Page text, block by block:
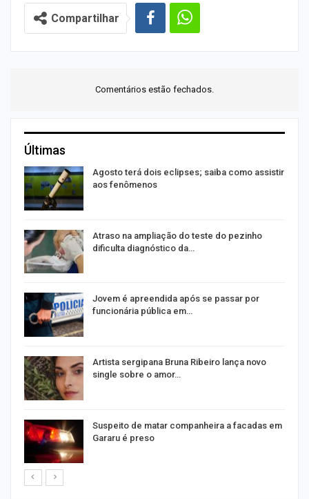
Compartilhar
Comentários estão fechados.
Últimas
Agosto terá dois eclipses; saiba como assistir
aos fenômenos
Atraso na ampliação do teste do pezinho
dificulta diagnóstico da…
Jovem é apreendida após se passar por
funcionária pública em…
Artista sergipana Bruna Ribeiro lança novo
single sobre o amor…
Suspeito de matar companheira a facadas em
Gararu é preso